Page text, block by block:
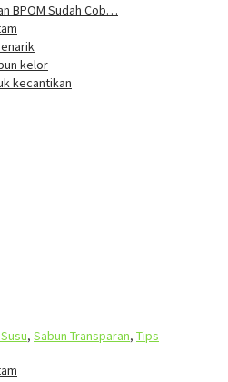
BPOM Sudah Cob…
kelor
kecantikan
, Sabun Transparan, Tips